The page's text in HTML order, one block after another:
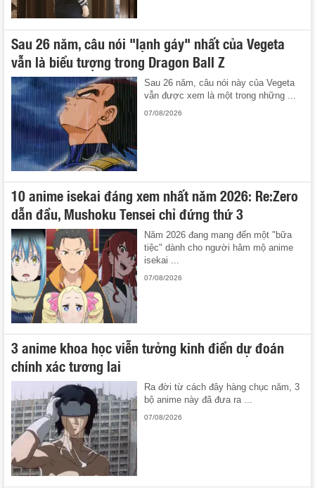
Sau 26 năm, câu nói "lạnh gáy" nhất của Vegeta
vẫn là biểu tượng trong Dragon Ball Z
Sau 26 năm, câu nói này của Vegeta
vẫn được xem là một trong những ...
07/08/2026
10 anime isekai đáng xem nhất năm 2026: Re:Zero
dẫn đầu, Mushoku Tensei chỉ đứng thứ 3
Năm 2026 đang mang đến một "bữa
tiệc" dành cho người hâm mộ anime
isekai ...
07/08/2026
3 anime khoa học viễn tưởng kinh điển dự đoán
chính xác tương lai
Ra đời từ cách đây hàng chục năm, 3
bộ anime này đã đưa ra ...
07/08/2026